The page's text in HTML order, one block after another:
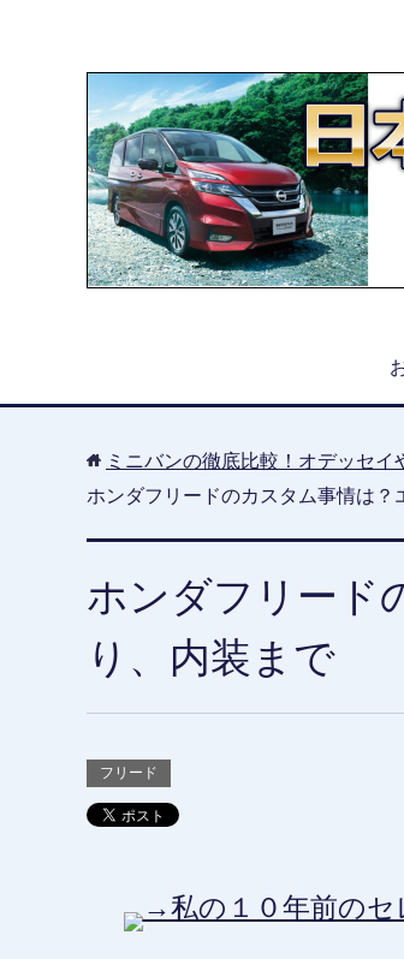
ミニバンの徹底比較！オデッセ
ホンダフリードのカスタム事情は？
ホンダフリード
り、内装まで
フリード
→私の１０年前のセ